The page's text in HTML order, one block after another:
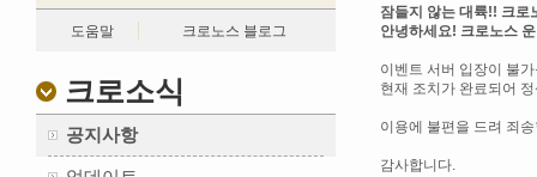
도움말 크로노스 블로그
크로소식
공지사항
잠들지 않는 대륙!! 크
안녕하세요! 크로노스
이벤트 서버 입장이 불
현재 조치가 완료되어
이용에 불편을 드려 죄
감사합니다.